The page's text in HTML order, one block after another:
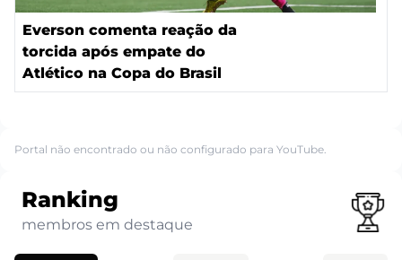
Everson comenta reação da
torcida após empate do
Atlético na Copa do Brasil
Portal não encontrado ou não configurado para YouTube.
Ranking
membros em destaque